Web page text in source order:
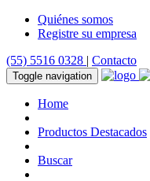
Quiénes somos
Registre su empresa
(55) 5516 0328 | Contacto
Toggle navigation
Home
Productos Destacados
Buscar